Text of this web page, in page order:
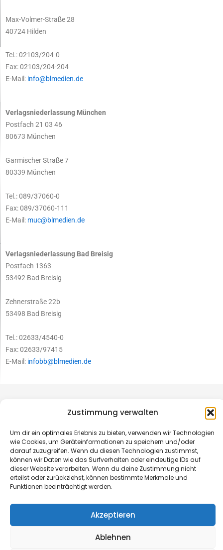
Zustimmung verwalten
Um dir ein optimales Erlebnis zu bieten, verwenden wir Technologien
wie Cookies, um Geräteinformationen zu speichern und/oder
darauf zuzugreifen. Wenn du diesen Technologien zustimmst,
können wir Daten wie das Surfverhalten oder eindeutige IDs auf
dieser Website verarbeiten. Wenn du deine Zustimmung nicht
erteilst oder zurückziehst, können bestimmte Merkmale und
Funktionen beeinträchtigt werden.
Akzeptieren
Ablehnen
Max-Volmer-Straße 28
40724 Hilden
Tel.: 02103/204-0
Fax: 02103/204-204
E-Mail: info@blmedien.de
Verlagsniederlassung München
Postfach 21 03 46
80673 München
Garmischer Straße 7
80339 München
Tel.: 089/37060-0
Fax: 089/37060-111
E-Mail: muc@blmedien.de
Verlagsniederlassung Bad Breisig
Postfach 1363
53492 Bad Breisig
Zehnerstraße 22b
53498 Bad Breisig
Tel.: 02633/4540-0
Fax: 02633/97415
E-Mail: infobb@blmedien.de